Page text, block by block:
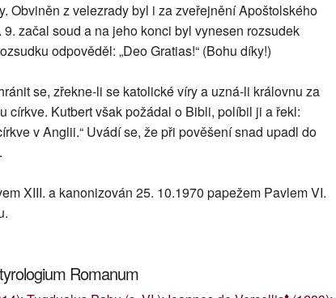
Obviněn z velezrady byl i za zveřejnění Apoštolského
začal soud a na jeho konci byl vynesen rozsudek
odpověděl: „Deo Gratias!“ (Bohu díky!)
se, zřekne-li se katolické víry a uzná-li královnu za
církve. Kutbert však požádal o Bibli, políbil ji a řekl:
v Anglii.“ Uvádí se, že při pověšení snad upadl do
XIII. a kanonizován 25. 10.1970 papežem Pavlem VI.
Romanum
♦